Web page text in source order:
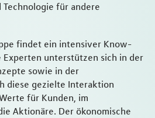
für andere
findet ein intensiver Know-
unterstützen sich in der
sowie in der
diese gezielte Interaktion
für Kunden, im
Aktionäre. Der ökonomische